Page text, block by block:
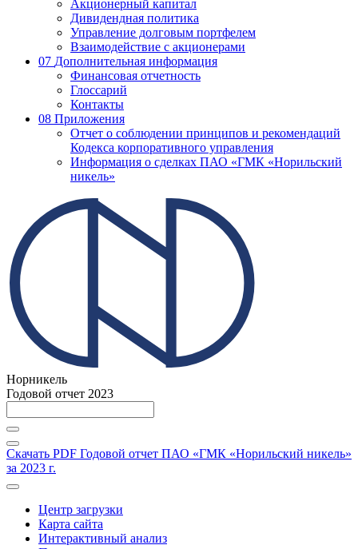
Акционерный капитал
Дивидендная политика
Управление долговым портфелем
Взаимодействие с акционерами
07 Дополнительная информация
Финансовая отчетность
Глоссарий
Контакты
08 Приложения
Отчет о соблюдении принципов и рекомендаций
Кодекса корпоративного управления
Информация о сделках ПАО «ГМК «Норильский
никель»
Норникель
Годовой отчет 2023
Скачать PDF Годовой отчет ПАО «ГМК «Норильский никель»
за 2023 г.
Центр загрузки
Карта сайта
Интерактивный анализ